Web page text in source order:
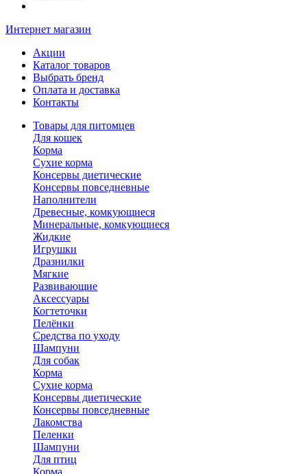
Интернет магазин
Акции
Каталог товаров
Выбрать бренд
Оплата и доставка
Контакты
Товары для питомцев
Для кошек
Корма
Сухие корма
Консервы диетические
Консервы повседневные
Наполнители
Древесные, комкующиеся
Минеральные, комкующиеся
Жидкие
Игрушки
Дразнилки
Мягкие
Развивающие
Аксессуары
Когтеточки
Пелёнки
Средства по уходу
Шампуни
Для собак
Корма
Сухие корма
Консервы диетические
Консервы повседневные
Лакомства
Пеленки
Шампуни
Для птиц
Корма